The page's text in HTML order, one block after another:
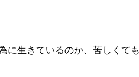
に生きているのか、苦しくて